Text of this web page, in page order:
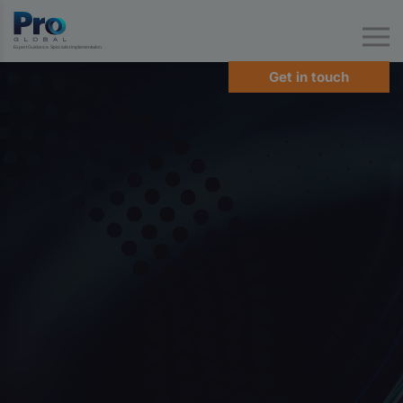
Expert Guidance. Specialist Implementation.
Get in touch